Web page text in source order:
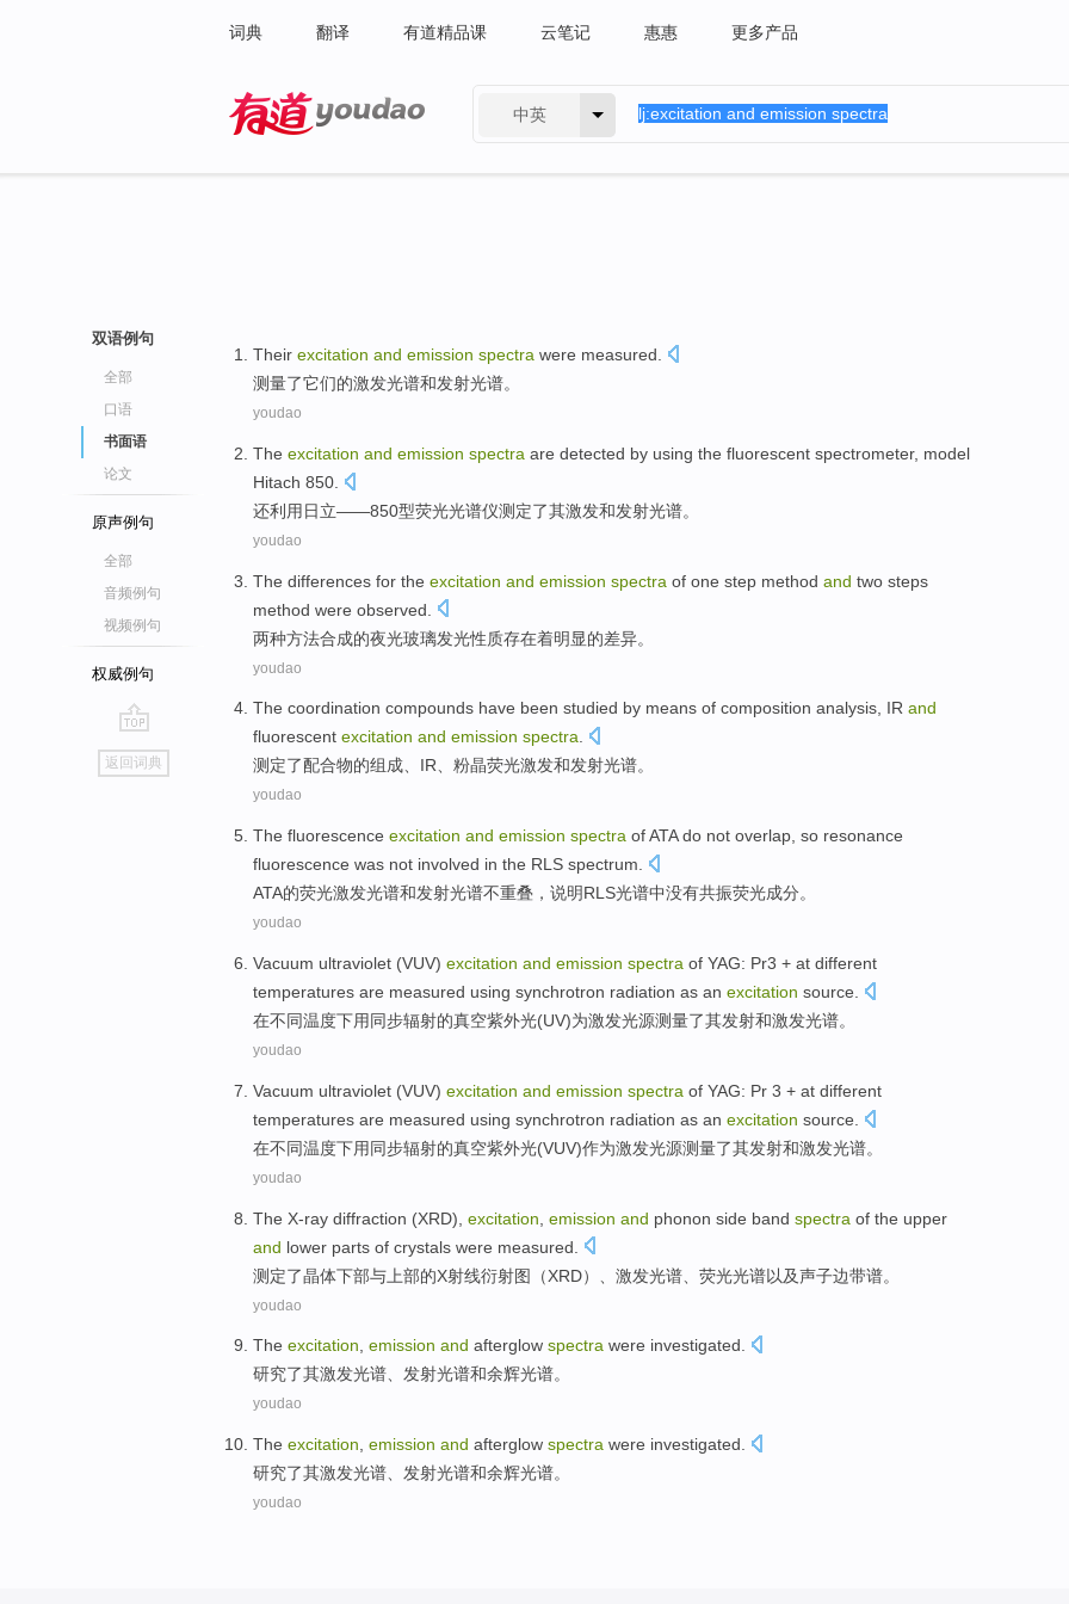
词典 翻译 有道精品课 云笔记 惠惠 更多产品
中英
双语例句
全部
口语
书面语
论文
原声例句
全部
音频例句
视频例句
权威例句
go
top
返回词典
Their excitation and emission spectra were measured
测量了它们的激发光谱和发射光谱。
youdao
The excitation and emission spectra are detected by using the fluorescent spectrometer, model
Hitach 850.
还利用日立——850型荧光光谱仪测定了其激发和发射光谱。
youdao
The differences for the excitation and emission spectra of one step method and two steps
method were observed.
两种方法合成的夜光玻璃发光性质存在着明显的差异。
youdao
The coordination compounds have been studied by means of composition analysis, IR and
fluorescent excitation and emission spectra.
测定了配合物的组成、 IR、粉晶荧光激发和发射光谱。
youdao
The fluorescence excitation and emission spectra ofATAdo not overlap , so resonance
fluorescence was not involved in the RLS spectrum
ATA的荧光激发光谱和发射光谱不重叠 ， 说明RLS光谱中没有共振荧光成分。
youdao
Vacuum ultraviolet (VUV) excitation and emission spectra of YAG: Pr3 + at different
temperatures are measured using synchrotron radiation as an excitation source
在不同温度下用同步辐射的真空紫外光(UV)为激发光源测量了其发射和激发光谱。
youdao
Vacuum ultraviolet (VUV) excitation and emission spectra of YAG: Pr 3 + at different
temperatures are measured using synchrotron radiation as an excitation source
在不同温度下用同步辐射的真空紫外光(VUV)作为激发光源测量了其发射和激发光谱。
youdao
The X-ray diffraction (XRD), excitation emission and phonon side band spectra of the upper
and lower parts of crystals were measured
测定了晶体下部与 上部的X射线衍射图 （XRD）、 激发光谱 、荧光光谱以及声子边带谱。
youdao
The excitation, emission and afterglow spectra were investigated.
研究了其激发光谱、 发射光谱和余辉光谱。
youdao
The excitation emission and afterglow spectra were investigated
研究了其激发光谱 发射光谱和余辉光谱。
youdao